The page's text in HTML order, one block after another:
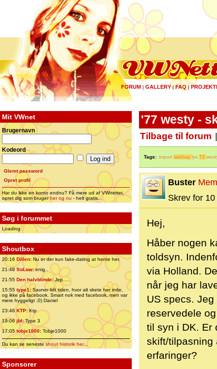
FORUM | GALLERY|FAQ |
Mit VWnet
Brugernavn
Kodeord
Glemt password
Opret profil
Har du ikke en konto endnu? Få mere ud af VWnettet,
opret dig som brugerher og nu - helt gratis...
Søg i forummet
Loading
Shoutbox
20:16 Dillen: Nu er der kun fake-dating at hente her.
21:48 SoLow:enig..
21:55 Den halvblinde:Jep.....
15:55 type1:Savner lidt tiden, hvor alt skete her inde,
og ikke på facebook. Smart nok med facebook, men var
mere hyggeligt ;0) Daniel
23:46 KTP:Ktp
19:06jbl:Type 3
17:05tobje1000: Tobje1000
Du kan se senesteshout historik her...
Sponsorer
'77 westy -
Tilbage til forum
Tags: import latebay lys T2
Buster
Skrev for
Hej,
Håber nogen
toldsyn.
via Holland.
når jeg har
US specs.
reservedele
til syn i DK. Er
skift/tilpasning
erfaringer?